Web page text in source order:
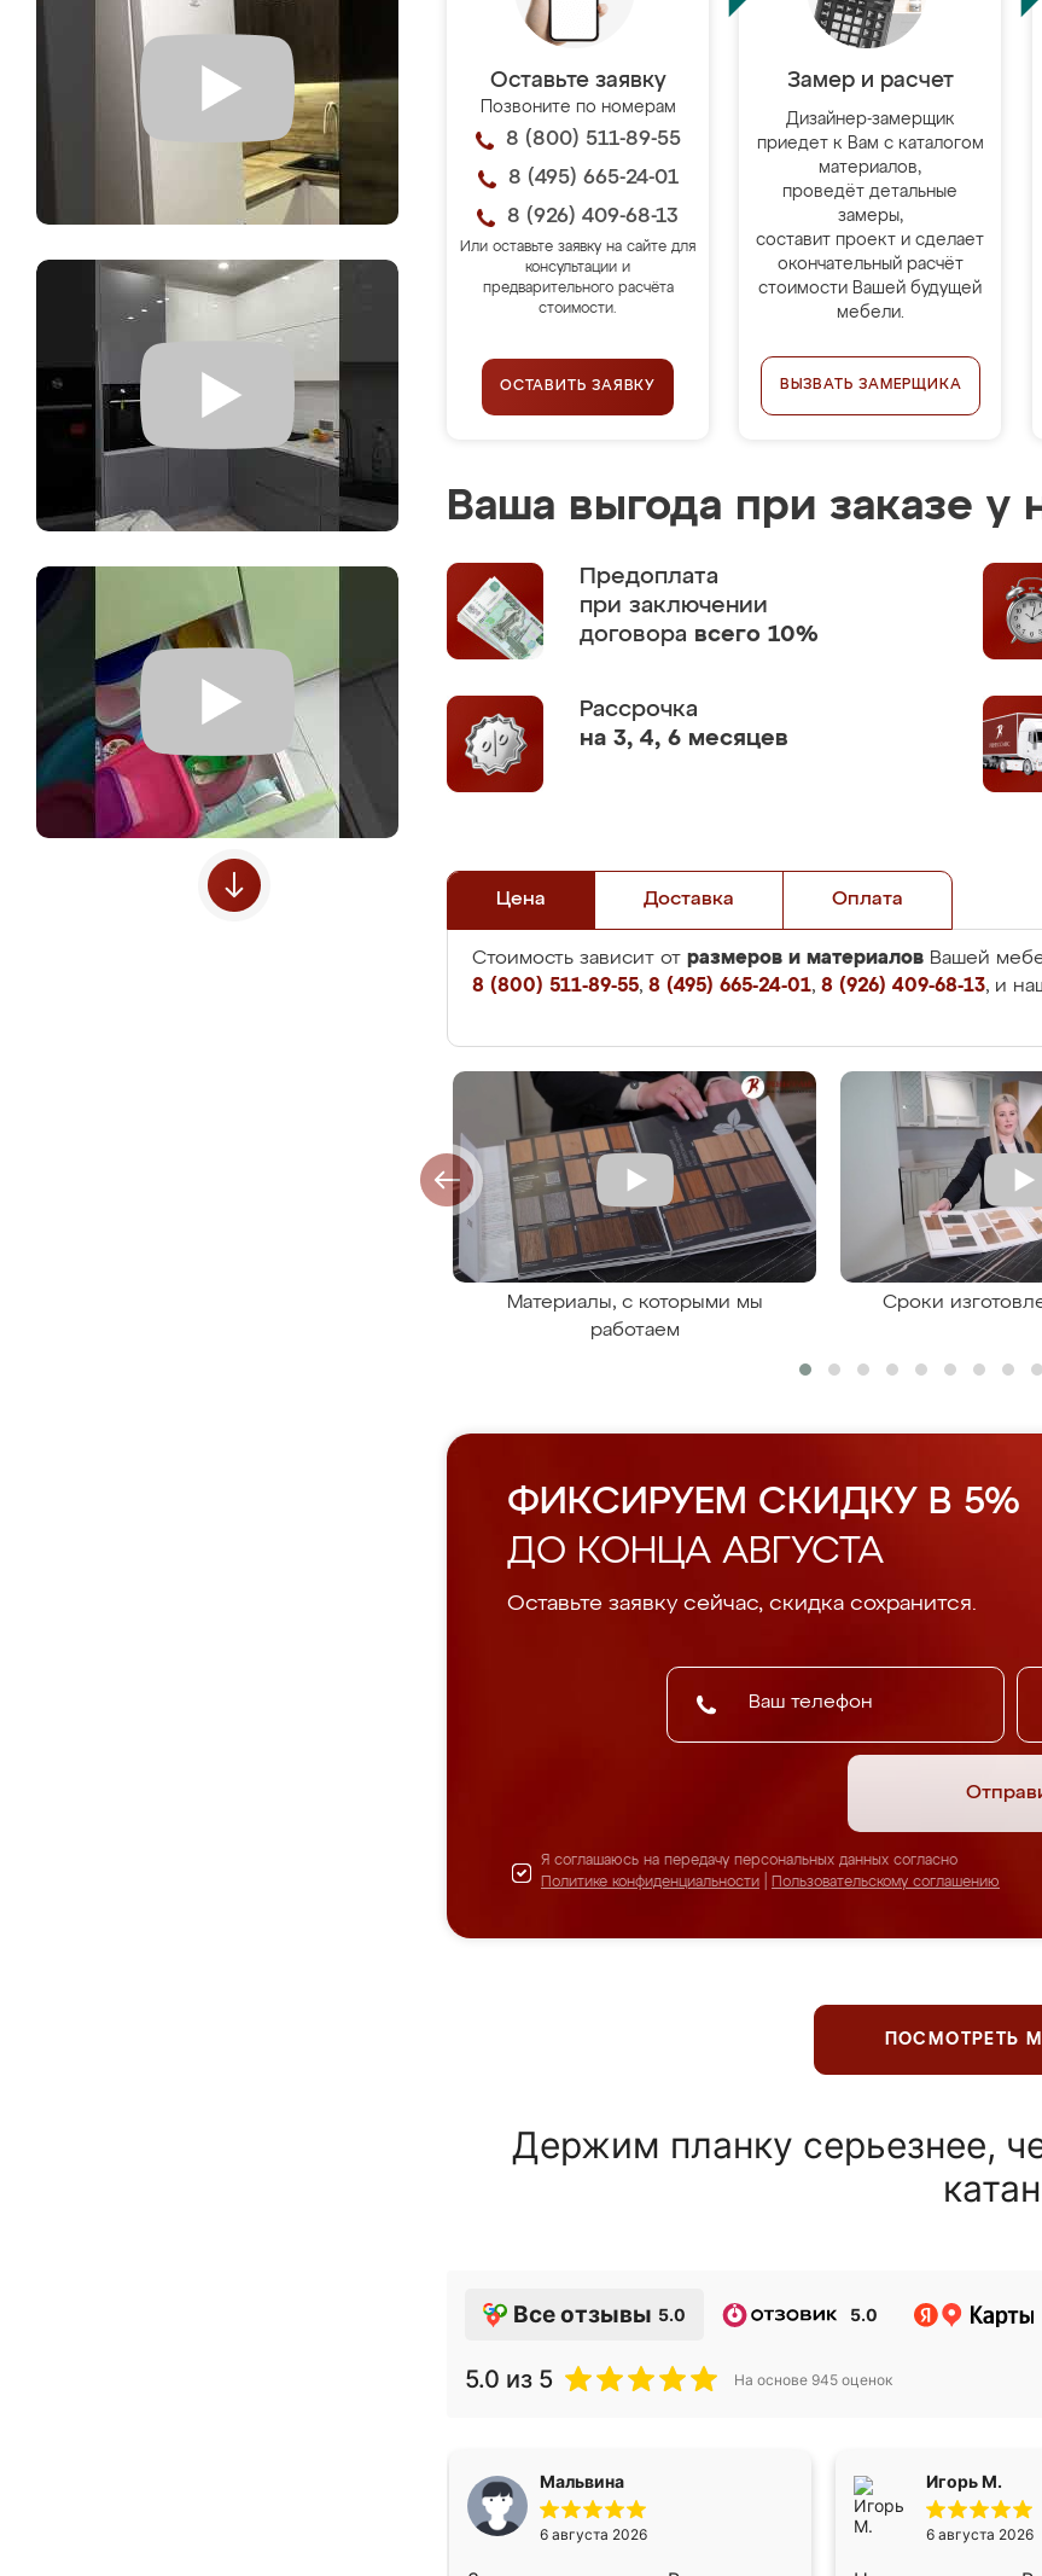
Оставьте заявку
Позвоните по номерам
8 (800) 511-89-55
8 (495) 665-24-01
8 (926) 409-68-13
Или оставьте заявку на сайте для
консультации и
предварительного расчёта
стоимости.
ОСТАВИТЬ ЗАЯВКУ
Замер и расчет
Дизайнер-замерщик
приедет к Вам с каталогом
материалов,
проведёт детальные
замеры,
составит проект и сделает
окончательный расчёт
стоимости Вашей будущей
мебели.
ВЫЗВАТЬ ЗАМЕРЩИКА
Ваша выгода при заказе у
Предоплата
при заключении
договора всего 10%
Рассрочка
на 3, 4, 6 месяцев
Цена Доставка Оплата
Стоимость зависит от размеров и материалов Вашей
8 (800) 511-89-55, 8 (495) 665-24-01, 8 (926) 409-68-13, и
Материалы, с которыми мы
работаем
Сроки
ФИКСИРУЕМ СКИДКУ В 5%
ДО КОНЦА АВГУСТА
Оставьте заявку сейчас, скидка сохранится.
Я соглашаюсь на передачу персональных данных согласно
Политике конфиденциальности
Пользовательскому соглашению
ПОСМОТРЕТЬ
Держим планку серьезнее,
Все отзывы 5.0 5.0
5.0 из 5 На основе 945 оценок
Мальвина
6 августа 2026
Игорь М.
6 августа 2026